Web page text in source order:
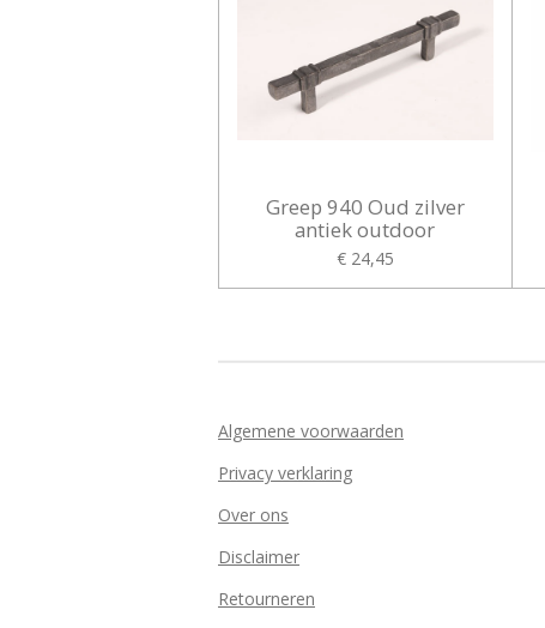
Greep 940 Oud zilver
antiek outdoor
€ 24,45
Algemene voorwaarden
Privacy verklaring
Over ons
Disclaimer
Retourneren